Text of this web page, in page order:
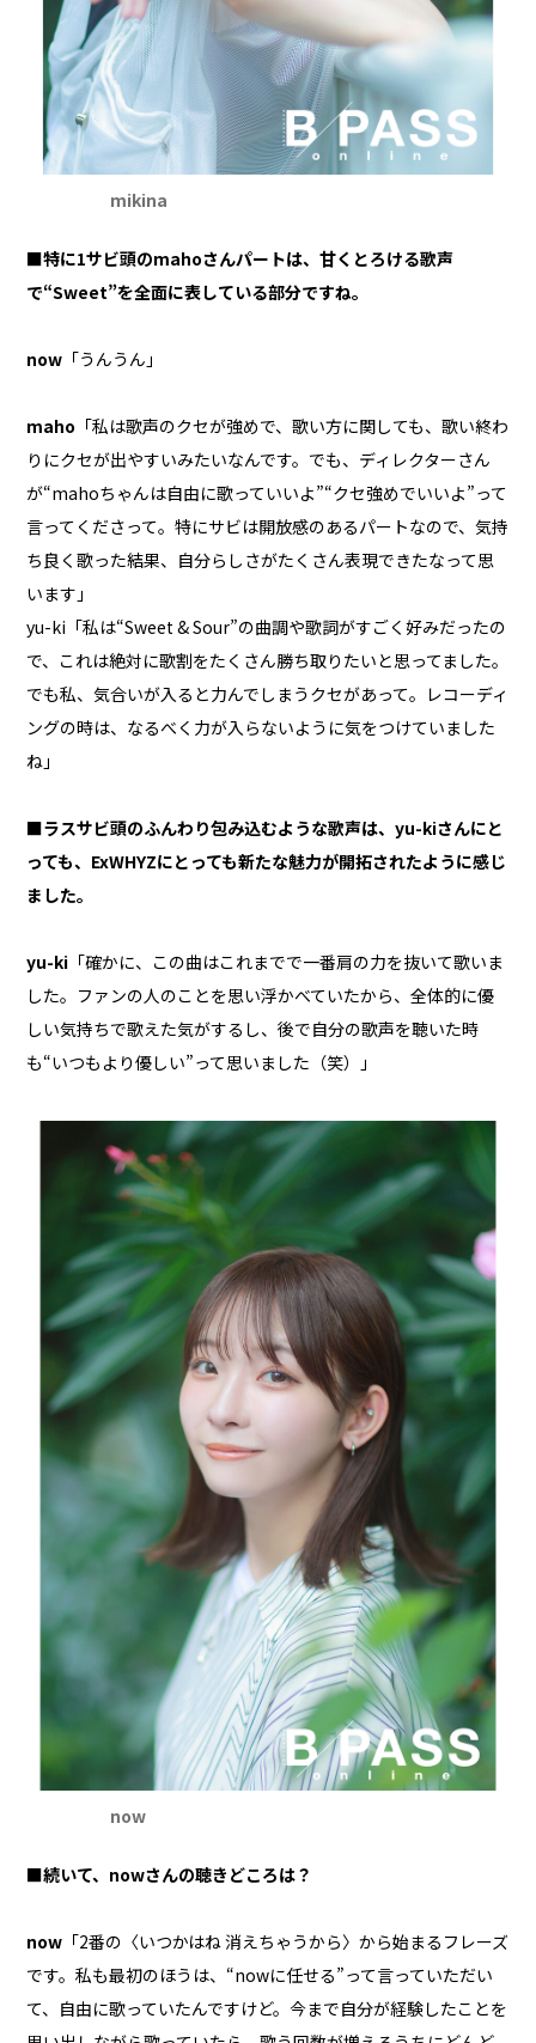
mikina
■特に1サビ頭のmahoさんパートは、甘くとろける歌声
で“Sweet”を全面に表している部分ですね。
now 「うんうん」
maho 「私は歌声のクセが強めで、歌い方に関しても、歌い終わ
りにクセが出やすいみたいなんです。でも、ディレクターさん
が“mahoちゃんは自由に歌っていいよ”“クセ強めでいいよ”って
言ってくださって。特にサビは開放感のあるパートなので、気持
ち良く歌った結果、自分らしさがたくさん表現できたなって思
います」
yu-ki「私は“Sweet & Sour”の曲調や歌詞がすごく好みだったの
で、これは絶対に歌割をたくさん勝ち取りたいと思ってました。
でも私、気合いが入ると力んでしまうクセがあって。レコーディ
ングの時は、なるべく力が入らないように気をつけていました
ね」
■ラスサビ頭のふんわり包み込むような歌声は、yu-kiさんにと
っても、ExWHYZにとっても新たな魅力が開拓されたように感じ
ました。
yu-ki 「確かに、この曲はこれまでで一番肩の力を抜いて歌いま
した。ファンの人のことを思い浮かべていたから、全体的に優
しい気持ちで歌えた気がするし、後で自分の歌声を聴いた時
も“いつもより優しい”って思いました（笑）」
now
■続いて、nowさんの聴きどころは？
now 「2番の〈いつかはね 消えちゃうから〉から始まるフレーズ
です。私も最初のほうは、“nowに任せる”って言っていただい
て、自由に歌っていたんですけど。今まで自分が経験したことを